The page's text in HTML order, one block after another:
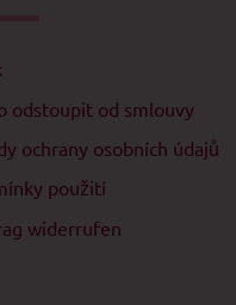
odstoupit od smlouvy
ochrany osobních údajů
použití
widerrufen